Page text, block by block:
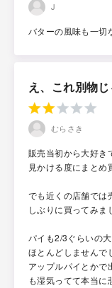
J
バターの風味も一切
え、これ別物
むらさき
販売当初から大好き
見かける度にまとめ
でも近くの店舗では
しぶりに買ってみま
パイも2/3ぐらいの
ほとんどしませんで
アップルパイとかで
も湿気ってて本当に